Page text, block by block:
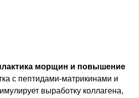
морщин и повышение
с пептидами-матрикинами и
выработку коллагена,